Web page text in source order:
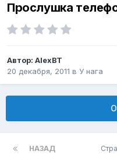
Прослушка
Автор: AlexBT
20 декабря, 2011 в У нага
НАЗАД